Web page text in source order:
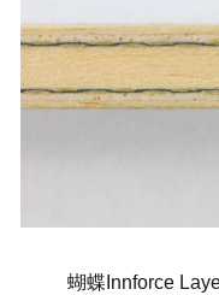
蝴蝶Innforce